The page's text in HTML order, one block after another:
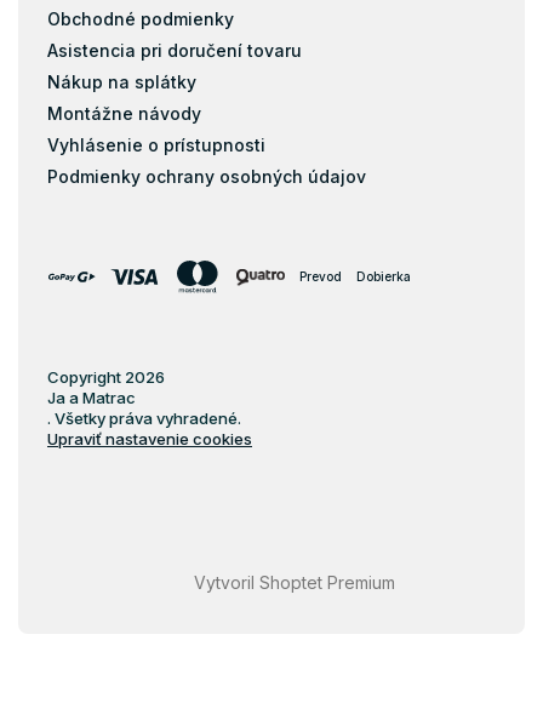
Obchodné podmienky
Asistencia pri doručení tovaru
Nákup na splátky
Montážne návody
Vyhlásenie o prístupnosti
Podmienky ochrany osobných údajov
Prevod Dobierka
Vytvoril Shoptet Premium
Copyright 2026
Ja a Matrac
. Všetky práva vyhradené.
Upraviť nastavenie cookies